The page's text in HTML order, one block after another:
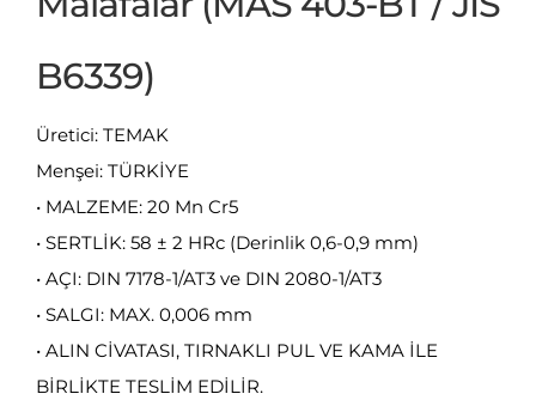
B6339)
Üretici: TEMAK
Menşei: TÜRKİYE
• MALZEME: 20 Mn Cr5
• SERTLİK: 58 ± 2 HRc (Derinlik 0,6-0,9 mm)
• AÇI: DIN 7178-1/AT3 ve DIN 2080-1/AT3
• SALGI: MAX. 0,006 mm
• ALIN CİVATASI, TIRNAKLI PUL VE KAMA İLE
BİRLİKTE TESLİM EDİLİR.